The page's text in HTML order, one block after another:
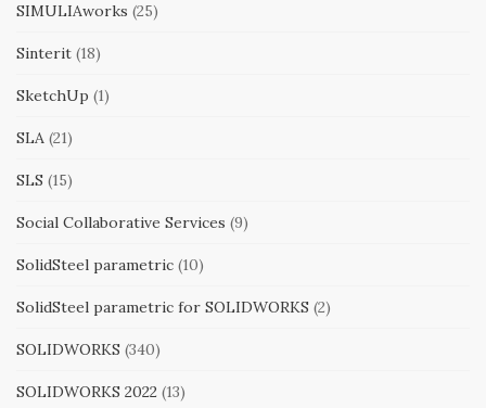
SIMULIAworks (25)
Sinterit (18)
SketchUp (1)
SLA (21)
SLS (15)
Social Collaborative Services (9)
SolidSteel parametric (10)
SolidSteel parametric for SOLIDWORKS (2)
SOLIDWORKS (340)
SOLIDWORKS 2022 (13)